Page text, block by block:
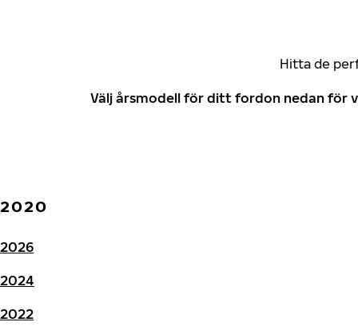
Hitta de
Välj årsmodell för ditt fordon nedan för
2020
2026
2024
2022